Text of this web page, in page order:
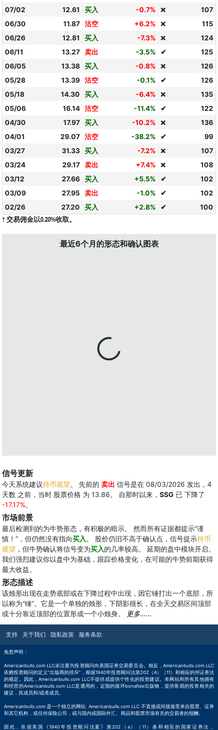
07/02
12.61 买入 -0.7% ❌
107
06/30
11.87 沽空 +6.2% ❌
115
06/26
12.81 买入 -7.3% ❌
124
06/11
13.27 卖出 -3.5% ✔
125
06/05
13.38 买入 -0.8% ❌
126
05/28
13.39 沽空 -0.1% ✔
126
05/18
14.30 买入 -6.4% ❌
135
05/06
16.14 沽空 -11.4% ✔
122
04/30
17.97 买入 -10.2% ❌
136
04/01
29.07 沽空 -38.2% ✔
99
03/27
31.33 买入 -7.2% ❌
107
03/24
29.17 卖出 +7.4% ❌
108
03/12
27.66 买入 +5.5% ✔
102
03/09
27.95 卖出 -1.0% ✔
102
02/26
27.20 买入 +2.8% ✔ 100
† 交易佣金以0.20%收取。
最近6个月的形态和确认图表
信号更新
今天系统建议持币观望。 先前的 卖出 信号是在 08/03/2026 发出，4
天数 之前，当时 股票价格 为 13.86。 自那时以来， SSG 已 下降了
-17.17%。
市场前景
最后检测到的为牛势形态，有积极的暗示。 然而所有证据都提示“谨
慎！”，但仍然没有指向买入 。 股价仍旧不高于确认点，信号提示持币
观望 ，但牛势确认将信号变为买入的几率较高。 延期的盘中模块开启。
我们强烈建议你以盘中为基础，跟踪价格变化，在可能的牛势前期获得
最大收益。
形态描述
该烛形出现在走势底部或在下降过程中出现，因它锤打出一个底部，所
以称为“锤”。它是一个单独的烛形，下阴影很长，在全天交易区间顶部
或十分靠近顶部的位置形成一个小烛身。
更多……
支持 关于我们 隐私政策 服务条款
免责声明：
Americanbulls.com LLC未注册为投资顾问向美国证券交易委员会。相反，Americanbulls.com LLC
依赖投资顾问的定义“出版商的排斥”，根据1940年投资顾问法第202（A）（11）和相应的州证券法
的规定。因此，Americanbulls.com LLC不提供或提供个性化的投资建议。本网站和所有其他拥有
和经营的Americanbulls.com LLC是通用的，定期的循环bonafide出版物，提供客观的投资相关的
建议，其成员和/或准成员。
Americanbulls.com 是一个独立的网站. Americanbulls.com LLC 不直接或间接接受来自股票、证券
和其它机构，或任何保险公司，或与国内或国际外汇、商品和股票市场有关的交易者的报酬。
因此，依据美国《1940年投资顾问法案》第202（a）（11）条和相应的国家证券法，